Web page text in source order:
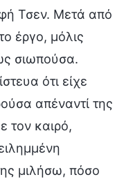
Τσεν. Μετά από
έργο, μόλις
σιωπούσα.
ότι είχε
απέναντί της
τον καιρό,
μιλήσω, πόσο